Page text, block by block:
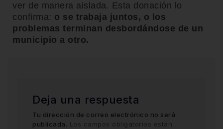
ver de manera aislada. Esta donación lo
confirma: o se trabaja juntos, o los
problemas terminan desbordándose de un
municipio a otro.
Deja una respuesta
Tu dirección de correo electrónico no será
publicada. Los campos obligatorios están